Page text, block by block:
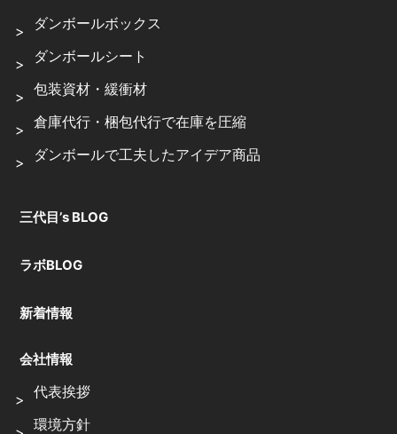
ダンボールボックス
ダンボールシート
包装資材・緩衝材
倉庫代行・梱包代行で在庫を圧縮
ダンボールで工夫したアイデア商品
三代目’s BLOG
ラボBLOG
新着情報
会社情報
代表挨拶
環境方針